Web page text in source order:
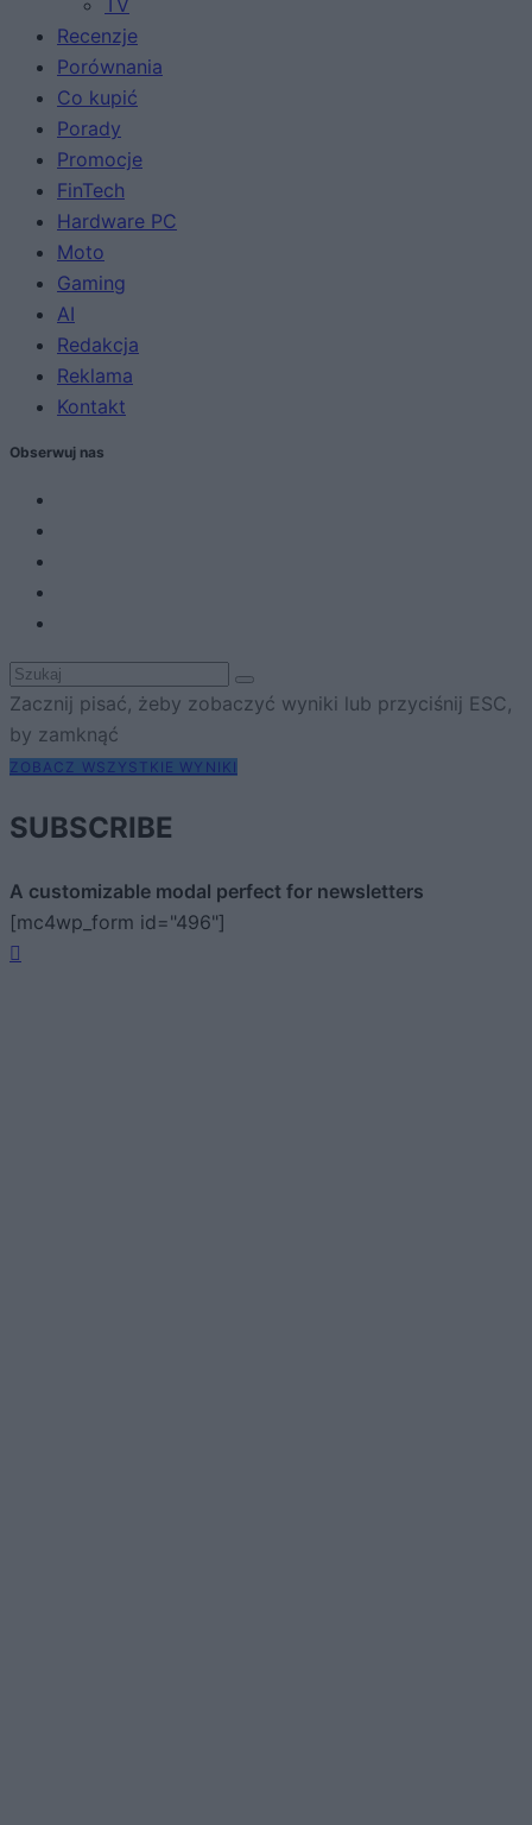
TV
Recenzje
Porównania
Co kupić
Porady
Promocje
FinTech
Hardware PC
Moto
Gaming
AI
Redakcja
Reklama
Kontakt
Obserwuj nas
Zacznij pisać, żeby zobaczyć wyniki lub przyciśnij ESC,
by zamknąć
ZOBACZ WSZYSTKIE WYNIKI
SUBSCRIBE
A customizable modal perfect for newsletters
[mc4wp_form id="496"]